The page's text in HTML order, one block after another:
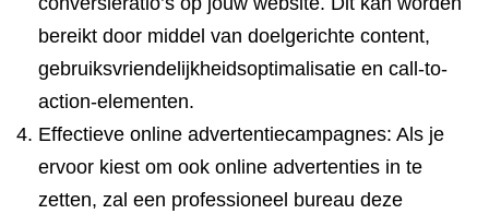
bereikt door middel van doelgerichte content,
gebruiksvriendelijkheidsoptimalisatie en call-to-
action-elementen.
Effectieve online advertentiecampagnes: Als je
ervoor kiest om ook online advertenties in te
zetten, zal een professioneel bureau deze